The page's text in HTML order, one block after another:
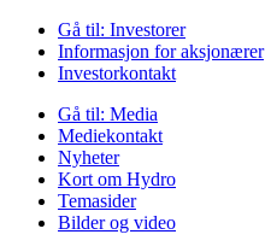
Gå til: Investorer
Informasjon for aksjonærer
Investorkontakt
Gå til: Media
Mediekontakt
Nyheter
Kort om Hydro
Temasider
Bilder og video